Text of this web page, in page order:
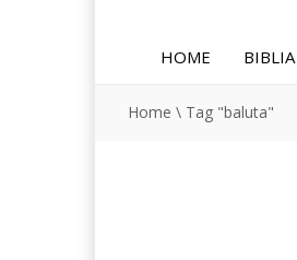
HOME BIBLIA
Home \ Tag "baluta"